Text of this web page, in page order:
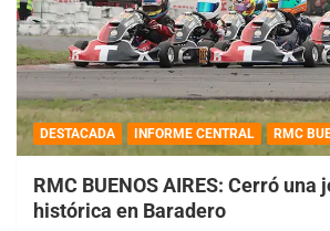
DESTACADA INFORME CENTRAL RMC
RMC BUENOS AIRES: Cerró una
histórica en Baradero